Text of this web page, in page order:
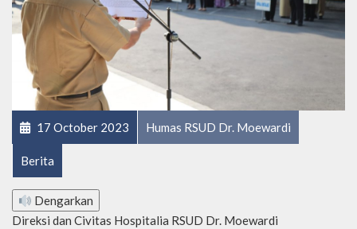
17 October 2023 Humas RSUD Dr. Moewardi
Berita
Dengarkan
Direksi dan Civitas Hospitalia RSUD Dr. Moewardi